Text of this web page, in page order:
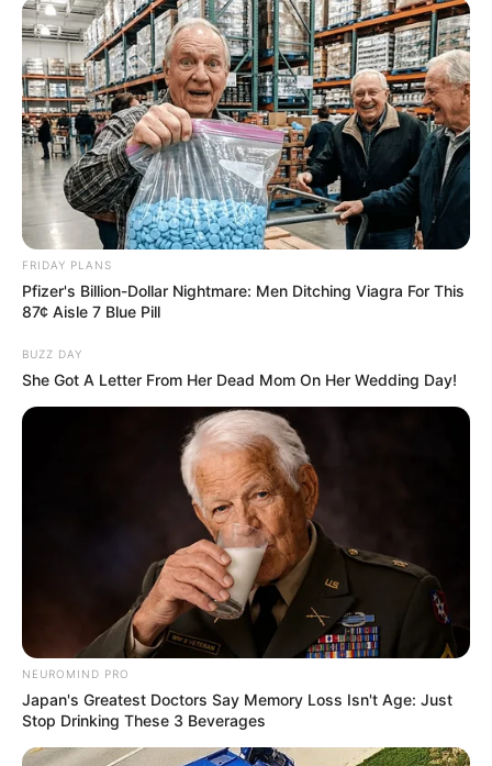
FRIDAY PLANS
Pfizer's Billion-Dollar Nightmare: Men Ditching Viagra For This
87¢ Aisle 7 Blue Pill
BUZZ DAY
She Got A Letter From Her Dead Mom On Her Wedding Day!
NEUROMIND PRO
Japan's Greatest Doctors Say Memory Loss Isn't Age: Just
Stop Drinking These 3 Beverages